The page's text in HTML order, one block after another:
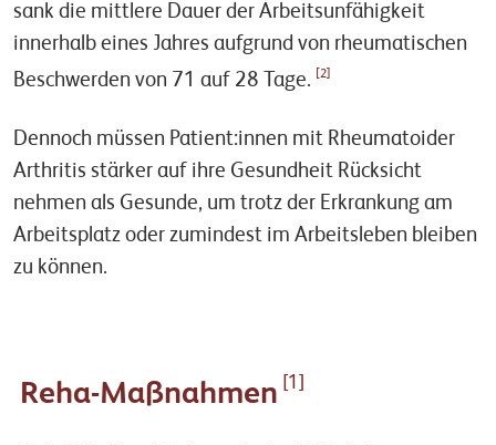
sank die mittlere Dauer der Arbeitsunfähigkeit
innerhalb eines Jahres aufgrund von rheumatischen
Beschwerden von 71 auf 28 Tage.
[2]
Dennoch müssen Patient:innen mit Rheumatoider
Arthritis stärker auf ihre Gesundheit Rücksicht
nehmen als Gesunde, um trotz der Erkrankung am
Arbeitsplatz oder zumindest im Arbeitsleben bleiben
zu können.
Reha-Maßnahmen [1]